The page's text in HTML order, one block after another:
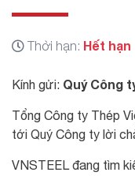
Thời hạn: Hết hạn
Kính gửi: Quý Công
Tổng Công ty Thép
tới Quý Công ty lời
VNSTEEL đang tìm